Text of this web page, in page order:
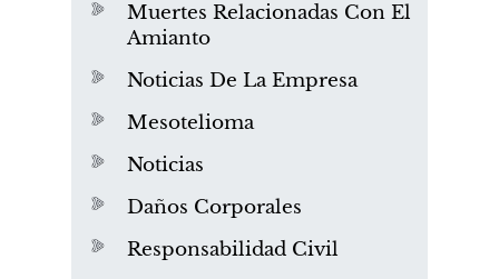
Muertes Relacionadas Con El
Amianto
Noticias De La Empresa
Mesotelioma
Noticias
Daños Corporales
Responsabilidad Civil